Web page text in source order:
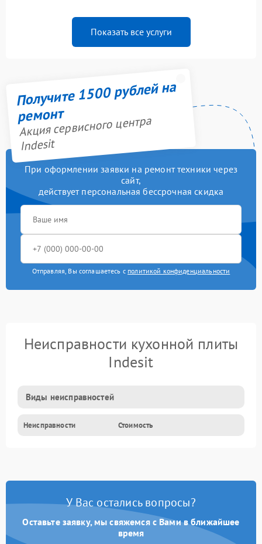
Показать все услуги
Получите 1500 рублей на
ремонт
Акция сервисного центра
Indesit
При оформлении заявки на ремонт техники через
сайт,
действует персональная бессрочная скидка
Отправляя, Вы соглашаетесь с политикой конфиденциальности
Неисправности кухонной плиты
Indesit
Виды неисправностей
Неисправности Стоимость
У Вас остались вопросы?
Оставьте заявку, мы свяжемся с Вами в ближайшее
время